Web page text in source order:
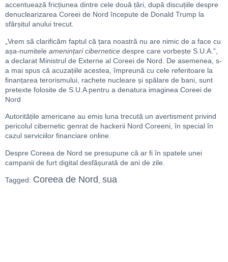
accentuează fricțiunea dintre cele două țări, după discuțiile despre
denuclearizarea Coreei de Nord începute de Donald Trump la
sfârșitul anului trecut.
„Vrem să clarificăm faptul că țara noastră nu are nimic de a face cu
așa-numitele amenințari cibernetice despre care vorbește S.U.A.”,
a declarat Ministrul de Externe al Coreei de Nord. De asemenea, s-
a mai spus că acuzațiile acestea, împreună cu cele referitoare la
finanțarea terorismului, rachete nucleare și spălare de bani, sunt
pretexte folosite de S.U.A pentru a denatura imaginea Coreei de
Nord
Autoritățile americane au emis luna trecută un avertisment privind
pericolul cibernetic genrat de hackerii Nord Coreeni, în special în
cazul serviciilor financiare online.
Despre Coreea de Nord se presupune că ar fi în spatele unei
campanii de furt digital desfășurată de ani de zile.
Tagged: Coreea de Nord sua